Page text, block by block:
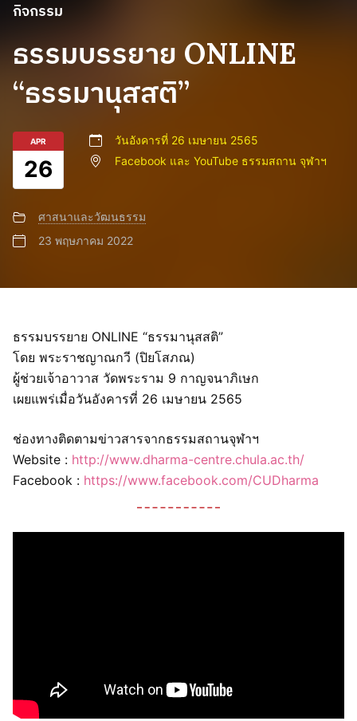
กิจกรรม
ธรรมบรรยาย ONLINE
“ธรรมานุสสติ”
APR
26
วันอังคารที่ 26 เมษายน 2565
Facebook และ YouTube ธรรมสถาน จุฬาฯ
ศาสนาและวัฒนธรรม
23 พฤษภาคม 2022
ธรรมบรรยาย ONLINE “ธรรมานุสสติ”
โดย พระราชญาณกวี (ปิยโสภณ)
ผู้ช่วยเจ้าอาวาส วัดพระราม 9 กาญจนาภิเษก
เผยแพร่เมื่อวันอังคารที่ 26 เมษายน 2565
ช่องทางติดตามข่าวสารจากธรรมสถานจุฬาฯ
Website : http://www.dharma-centre.chula.ac.th/
Facebook : https://www.facebook.com/CUDharma